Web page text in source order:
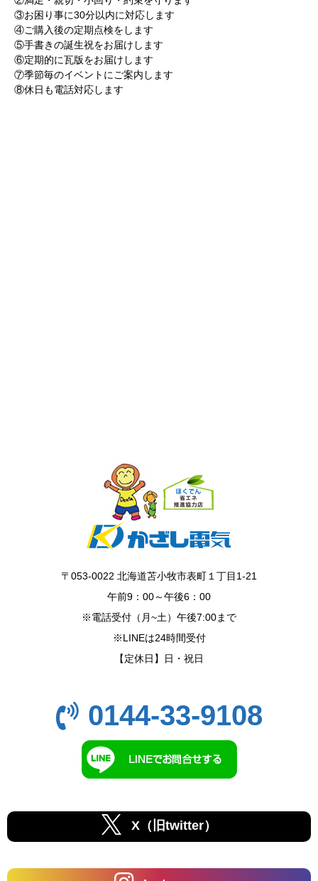
③お困り事に30分以内に対応します
④ご購入後の定期点検をします
⑤手書きの誕生祝をお届けします
⑥定期的に瓦版をお届けします
⑦季節毎のイベントにご案内します
⑧休日も電話対応します
〒053-0022 北海道苫小牧市表町１丁目1-21
午前9：00～午後6：00
※電話受付（月~土）午後7:00まで
※LINEは24時間受付
【定休日】日・祝日
0144-33-9108
X（旧twitter）